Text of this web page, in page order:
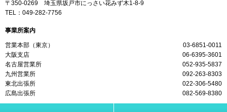
〒350-0269 埼玉県坂戸市にっさい花みず木1-8-9
TEL： 049-282-7756
事業所案内
営業本部（東京）
03-6851-0011
大阪支店
06-6395-3601
名古屋営業所
052-935-5837
九州営業所
092-263-8303
東北出張所
022-306-5480
広島出張所
082-569-8380